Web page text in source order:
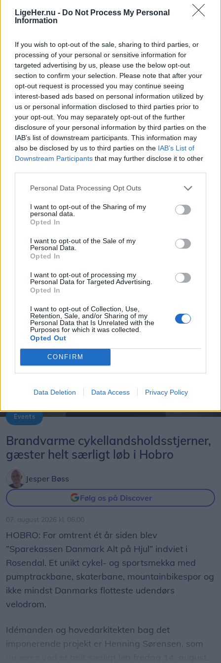
LigeHer.nu - Do Not Process My Personal
Information
If you wish to opt-out of the sale, sharing to third parties, or
processing of your personal or sensitive information for
targeted advertising by us, please use the below opt-out
section to confirm your selection. Please note that after your
opt-out request is processed you may continue seeing
interest-based ads based on personal information utilized by
us or personal information disclosed to third parties prior to
your opt-out. You may separately opt-out of the further
disclosure of your personal information by third parties on the
IAB’s list of downstream participants. This information may
also be disclosed by us to third parties on the IAB’s List of
Downstream Participants that may further disclose it to other
Personal Data Processing Opt Outs
I want to opt-out of the Sharing of my
personal data.
Opted In
I want to opt-out of the Sale of my
Personal Data.
Opted In
I want to opt-out of processing my
Personal Data for Targeted Advertising.
Opted In
I want to opt-out of Collection, Use,
Retention, Sale, and/or Sharing of my
Personal Data that Is Unrelated with the
Purposes for which it was collected.
Opted Out
CONFIRM
Data Deletion Data Access Privacy Policy
mens minibusser/flextrafik er solgt til Taxa
Aalborg. Navnet Vebbestrup Turistfart vil således
- Det er både vemodigt og en stor lettelse. Særligt
de seneste år har jeg følt det megastressende at
stå i spidsen for en virksomhed med 55 ansatte
og med kørsel stort set 24 timer i døgnet, fortæller
Jan Jakobsen.
- Men selvom jeg har følt, at de seneste år har
været stressende, så har det sammenlagt været
stolt af. Samtidig er jeg også rigtig glad for salget
alle medarbejdere er kommet videre til et af de to
nye steder, tilføjer han.
Hvad fremtiden nu bringer for Jan Jakobsen er et
meste.
- Det er måske lige sent nok at satse på at blive
astronaut, men ellers er jeg helt åben. Det kan
være alt fra pølsemand til at slå græs for
kommunen. Jeg er klar til det meste og glæder mig
til helt nye udfordringer. Hvor der lukkes en dør,
åbnes der er en ny, lyder det fra Jan Jakobsen.
Vis mere
Del artikel
Events
Brandvarme cykellandsholdsstjerner,
gæster helt særligt løb i Hobro
Jesper Bøss
Følg os på Discover
07. august 2026 kl. 06.00
HOBRO: For omtrent ét år siden blev
”Sparekassen Danmark Alt på Hjul” indviet i
Rosendal. Et unikt cykel- og sportsmekka med
pumptrackbane, skaterbane, mountainbikespor og
ikke mindst Danmarks flotteste udendørs
velodrom.
Idémanden og hovedarkitekten bag det
imponerende projekt er Henning Sørensen, som